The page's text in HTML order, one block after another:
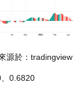
源於：tradingview
0.6820